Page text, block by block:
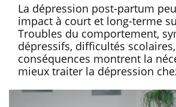
La dépression post-partum
impact à court et long-terme
Troubles du comportement,
dépressifs, difficultés
conséquences montrent la
mieux traiter la dépression